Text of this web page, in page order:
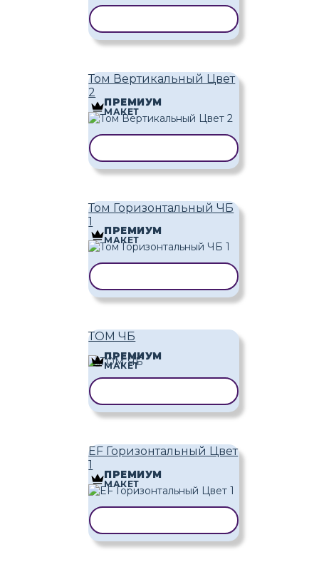
Том Вертикальный Цвет
2
ПРЕМИУМ
МАКЕТ
Том Горизонтальный ЧБ
1
ПРЕМИУМ
МАКЕТ
ТОМ ЧБ
ПРЕМИУМ
МАКЕТ
EF Горизонтальный Цвет
1
ПРЕМИУМ
МАКЕТ